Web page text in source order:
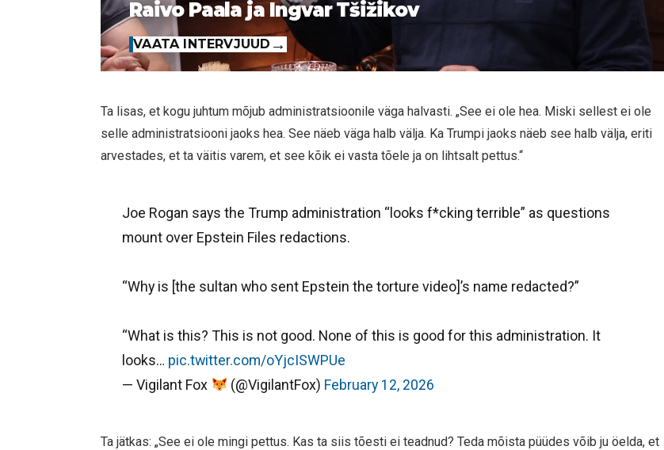
Raivo Paala ja Ingvar Tšižikov
VAATA INTERVJUUD
Ta lisas, et kogu juhtum mõjub administratsioonile väga halvasti. „See ei ole hea. Miski sellest ei ole
selle administratsiooni jaoks hea. See näeb väga halb välja. Ka Trumpi jaoks näeb see halb välja, eriti
arvestades, et ta väitis varem, et see kõik ei vasta tõele ja on lihtsalt pettus.“
Joe Rogan says the Trump administration “looks f*cking terrible” as questions
mount over Epstein Files redactions.
“Why is [the sultan who sent Epstein the torture video]’s name redacted?”
“What is this? This is not good. None of this is good for this administration. It
looks… pic.twitter.com/oYjcISWPUe
— Vigilant Fox
(@VigilantFox) February 12, 2026
Ta jätkas: „See ei ole mingi pettus. Kas ta siis tõesti ei teadnud? Teda mõista püüdes võib ju öelda, et